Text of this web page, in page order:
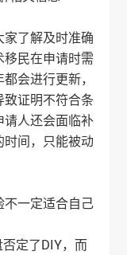
了解及时准确
移民在申请时需
会进行更新，
证明不符合条
请人还会面临补
时间，只能被动
不一定适合自己
定了DIY，而